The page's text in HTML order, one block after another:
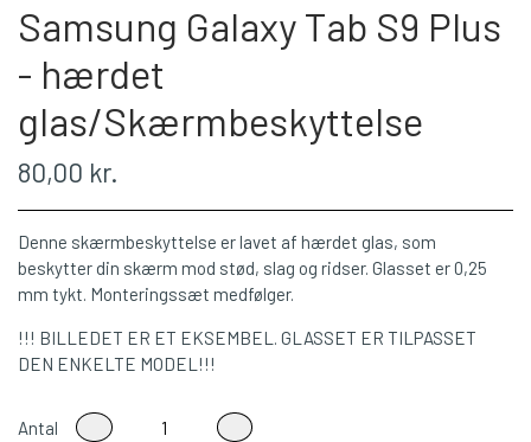
Samsung Galaxy Tab S9 Plus
- hærdet
glas/Skærmbeskyttelse
80,00 kr.
Denne skærmbeskyttelse er lavet af hærdet glas, som
beskytter din skærm mod stød, slag og ridser. Glasset er 0,25
mm tykt. Monteringssæt medfølger.
!!! BILLEDET ER ET EKSEMBEL. GLASSET ER TILPASSET
DEN ENKELTE MODEL!!!
Antal